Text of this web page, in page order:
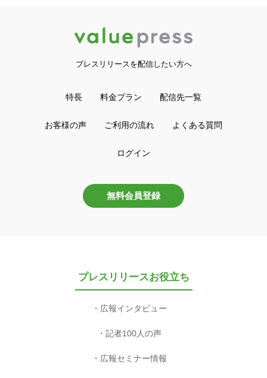
プレスリリースを配信したい方へ
特長 料金プラン 配信先一覧
お客様の声 ご利用の流れ よくある質問
ログイン
無料会員登録
プレスリリースお役立ち
広報インタビュー
記者100人の声
広報セミナー情報